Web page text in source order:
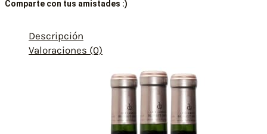
Comparte con tus amistades :)
Descripción
Valoraciones (0)